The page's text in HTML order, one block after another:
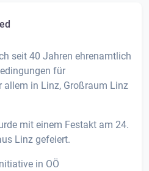
seit 40 Jahren ehrenamtlich
für
in Linz, Großraum Linz
mit einem Festakt am 24.
Linz gefeiert.
in OÖ